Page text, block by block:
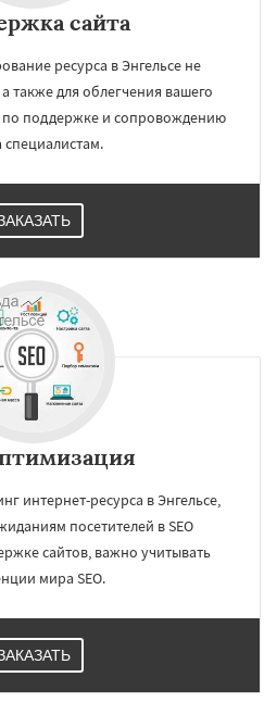
сайта
ресурса в Энгельсе не
также для облегчения вашего
по поддержке и сопровождению
специалистам.
интернет-ресурса в Энгельсе,
посетителей в SEO
сайтов, важно учитывать
мира SEO.